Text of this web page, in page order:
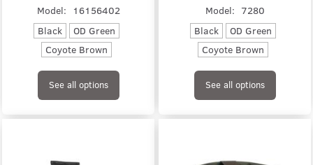
Model:
16156402
Black
OD Green
Coyote Brown
See all options
Model: 7280
Black
OD Green
Coyote Brown
See all options